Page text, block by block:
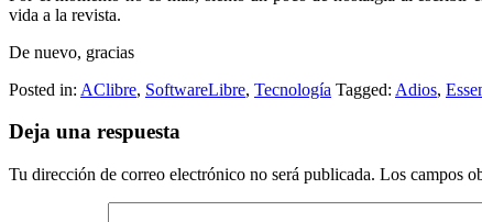
vida a la revista.
De nuevo, gracias
Posted in: AClibre, SoftwareLibre, Tecnología Tagged: Adios,
Deja una respuesta
Tu dirección de correo electrónico no será publicada. Los campos